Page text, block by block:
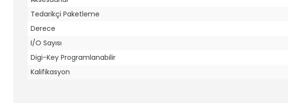
Tedarikçi Paketleme
Derece
I/O Sayısı
Digi-Key Programlanabilir
Kalifikasyon